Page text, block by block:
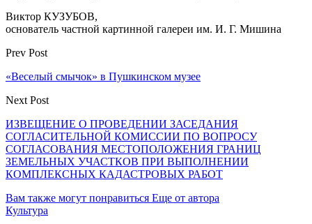
Виктор КУЗУБОВ,
основатель частной картинной галереи им. И. Г. Мишина
Prev Post
«Веселый смычок» в Пушкинском музее
Next Post
ИЗВЕЩЕНИЕ О ПРОВЕДЕНИИ ЗАСЕДАНИЯ
СОГЛАСИТЕЛЬНОЙ КОМИССИИ ПО ВОПРОСУ
СОГЛАСОВАНИЯ МЕСТОПОЛОЖЕНИЯ ГРАНИЦ
ЗЕМЕЛЬНЫХ УЧАСТКОВ ПРИ ВЫПОЛНЕНИИ
КОМПЛЕКСНЫХ КАДАСТРОВЫХ РАБОТ
Вам также могут понравиться Еще от автора
Культура